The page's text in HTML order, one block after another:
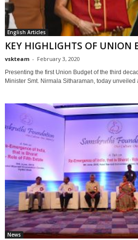
English Articles
KEY HIGHLIGHTS OF UNION
vskteam - February 3, 2020
Presenting the first Union Budget of the third
Minister Smt. Nirmala Sitharaman, today unveiled
News